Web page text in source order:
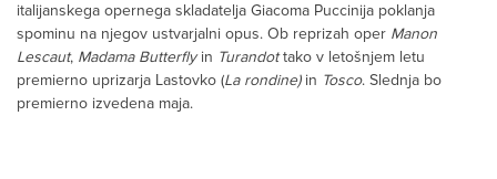
italijanskega opernega skladatelja Giacoma Puccinija poklanja
spominu na njegov ustvarjalni opus. Ob reprizah oper Manon
Lescaut, Madama Butterflyin Turandottako v letošnjem letu
premierno uprizarja Lastovko (La rondine)in Tosco. Slednja bo
premierno izvedena maja.